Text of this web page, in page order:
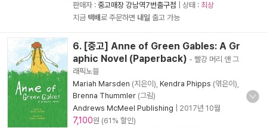
판매자 : 중고매장 강남역7번출구점 | 상태 : 최상
지금 택배로 주문하면 내일 출고 가능
6. [중고] Anne of Green Gables: A Gr
aphic Novel (Paperback) - 빨강 머리 앤 그
래픽노블
Mariah Marsden (지은이), Kendra Phipps (엮은이),
Brenna Thummler (그림)
Andrews McMeel Publishing
2017년 10월
7,100원 (61% 할인)